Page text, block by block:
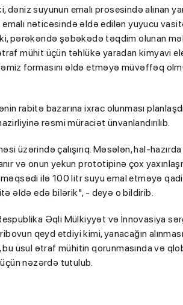
suyunun emalı prosesində alınan
nəticəsində əldə edilən yuyucu
pərəkəndə şəbəkədə təqdim olunan
mühit üçün təhlükə yaradan kimyavi
formasını əldə etməyə müvəffəq
rabitə bazarına ixrac olunması
rəsmi müraciət ünvanlandırılıb.
üzərində çalışırıq. Məsələn, hal-
və onun yekun prototipinə çox
ilə 100 litr suyu emal etməyə
əldə edə bilərik", - deyə o bildirib.
Əqli Mülkiyyət və İnnovasiya
qeyd etdiyi kimi, yanacağın
bu üsul ətraf mühitin qorunmasında və
üçün nəzərdə tutulub.